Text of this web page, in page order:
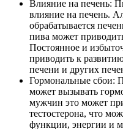
Влияние на печень:
влияние на печень.
обрабатывается
пива может
Постоянное и
приводить к
печени и других
Гормональные сбои:
может вызывать
мужчин это может
тестостерона, что
функции, энергии и